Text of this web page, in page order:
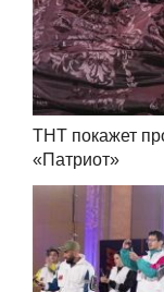
ТНТ покажет
«Патриот»